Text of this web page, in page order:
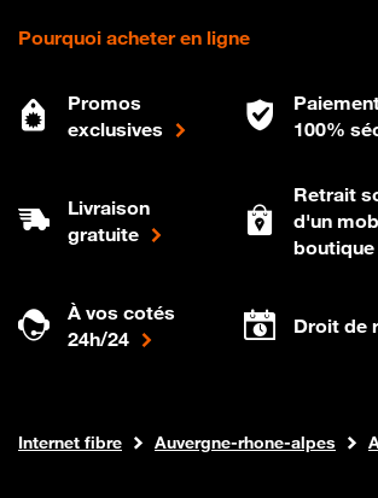
Pourquoi acheter en ligne
Promos
exclusives
100%
Livraison
gratuite
Retrait
d'un
boutique
À vos cotés
24h/24
Droit de
Boutique Orange
Internet fibre Auvergne-rhone-alpes